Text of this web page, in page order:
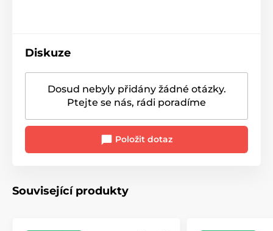
Diskuze
Dosud nebyly přidány žádné otázky.
Ptejte se nás, rádi poradíme
Položit dotaz
Související produkty